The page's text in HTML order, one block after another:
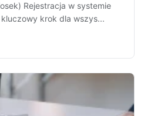
Rejestracja w systemie
krok dla wszys...